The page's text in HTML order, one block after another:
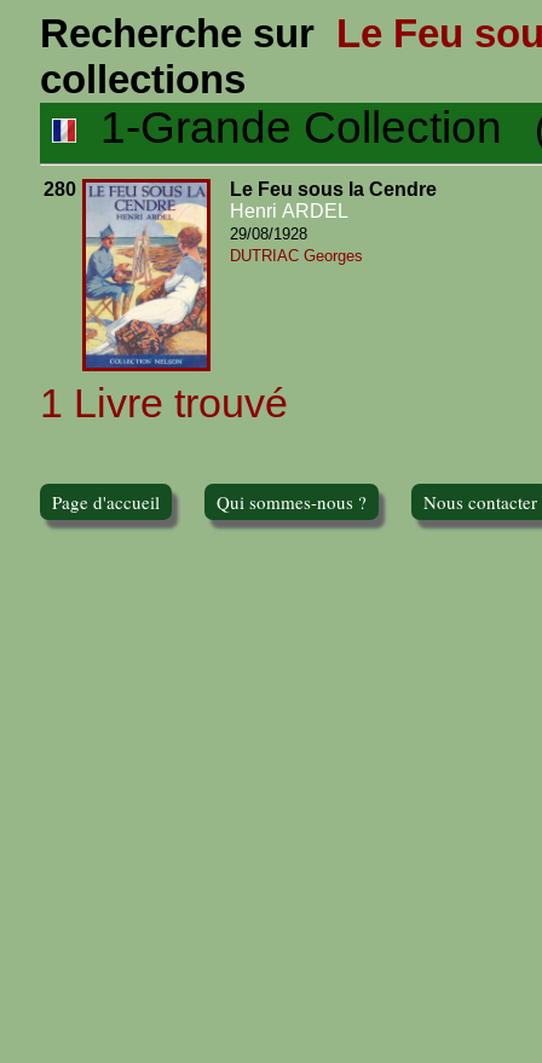
Recherche sur Le Feu
collections
1-Grande Collection
280
Le Feu sous la Cendre
Henri ARDEL
29/08/1928
DUTRIAC Georges
1 Livre trouvé
Page d'accueil Qui sommes-nous ? Nous contacter